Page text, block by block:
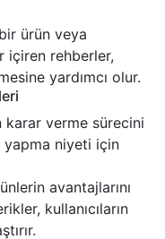
ürün veya
içiren rehberler,
yardımcı olur.
karar verme sürecini
yapma niyeti için
avantajlarını
kullanıcıların